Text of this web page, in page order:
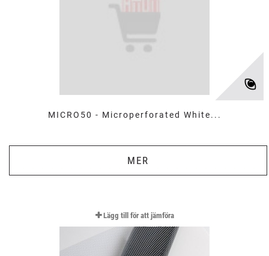
MICRO50 - Microperforated White...
MER
Lägg till för att jämföra